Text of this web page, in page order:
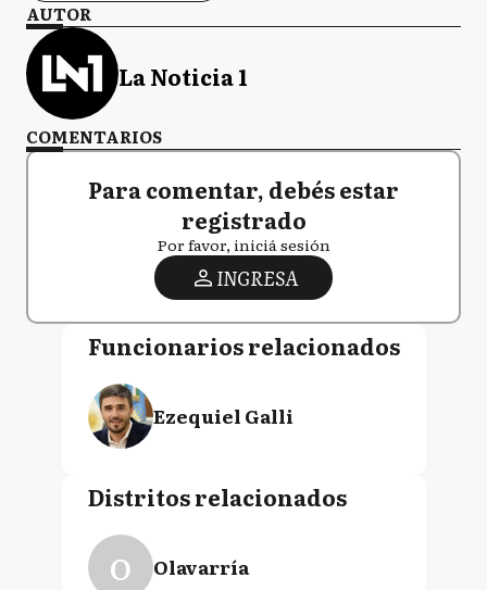
AUTOR
La Noticia 1
COMENTARIOS
Para comentar, debés estar
registrado
Por favor, iniciá sesión
INGRESA
Funcionarios relacionados
Ezequiel Galli
Distritos relacionados
O Olavarría